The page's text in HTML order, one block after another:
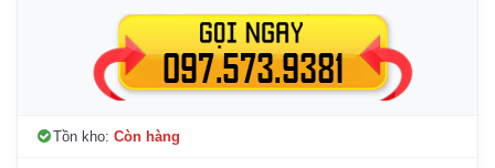
Tồn kho: Còn hàng